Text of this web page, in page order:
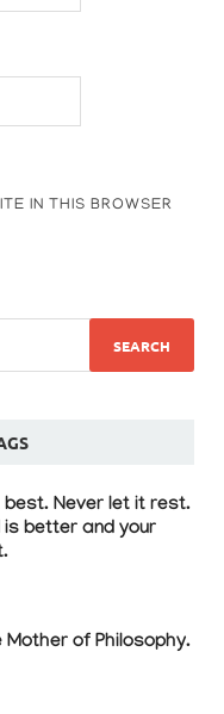
IN THIS BROWSER
Never let it rest.
is better and your
of Philosophy.